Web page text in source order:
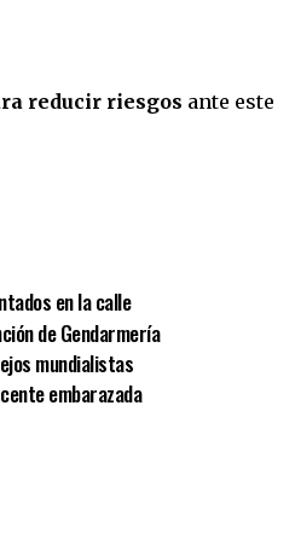
reducir riesgos ante este
en la calle
de Gendarmería
mundialistas
embarazada